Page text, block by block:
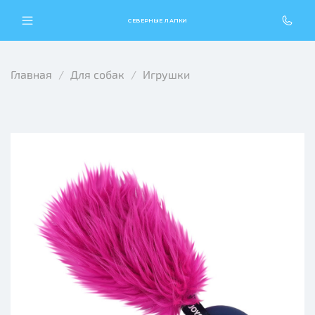
СЕВЕРНЫЕ ЛАПКИ
Главная Для собак Игрушки